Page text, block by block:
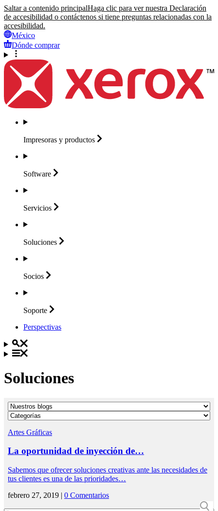
Saltar a contenido principalHaga clic para ver nuestra Declaración
de accesibilidad o contáctenos si tiene preguntas relacionadas con la
accesibilidad.
México
Dónde comprar
Impresoras y productos
Software
Servicios
Soluciones
Socios
Soporte
Perspectivas
Soluciones
Artes Gráficas
La oportunidad de inyección de…
Sabemos que ofrecer soluciones creativas ante las necesidades de
tus clientes es una de las prioridades…
febrero 27, 2019 | 0 Comentarios